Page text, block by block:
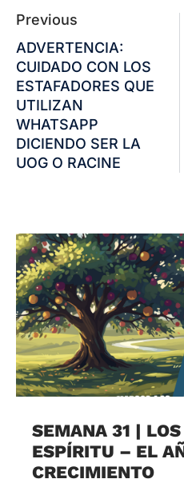
Previous
ADVERTENCIA:
CUIDADO CON LOS
ESTAFADORES QUE
UTILIZAN
WHATSAPP
DICIENDO SER LA
UOG O RACINE
SEMANA 31 |
ESPÍRITU – EL
CRECIMIENTO